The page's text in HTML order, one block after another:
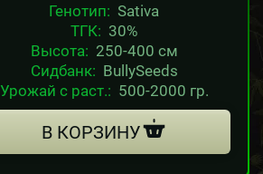
Генотип: Sativa
ТГК: 30%
Высота: 250-400 см
Сидбанк: BullySeeds
Урожай с раст.: 500-2000 гр.
В КОРЗИНУ